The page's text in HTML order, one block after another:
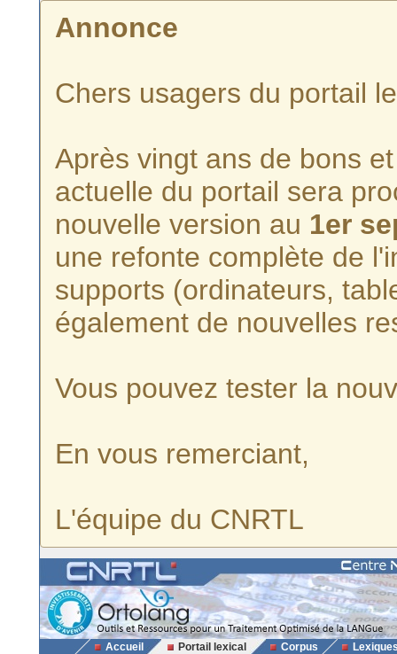
Annonce
Chers usagers du portail
Après vingt ans de bons
actuelle du portail sera
nouvelle version au 1er
une refonte complète de
supports (ordinateurs,
également de nouvelles
Vous pouvez tester la
En vous remerciant,
L'équipe du CNRTL
Accueil Portail lexical Corpus